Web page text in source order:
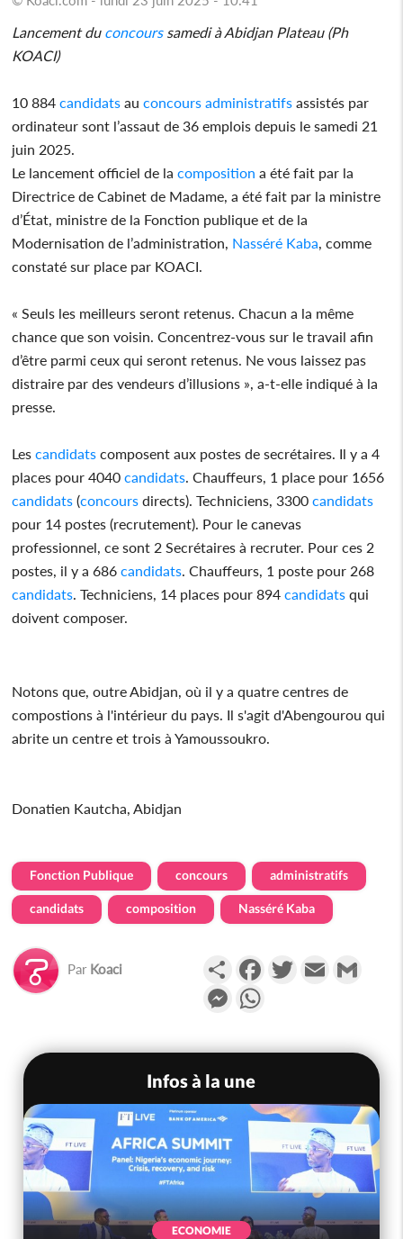
Lancement du concourssamedi à Abidjan Plateau (Ph
KOACI)
10 884candidats auconcours administratifs assistés par
ordinateur sont l’assaut de 36 emplois depuis le samedi 21
juin 2025.
Le lancement officiel de lacomposition a été fait par la
Directrice de Cabinet de Madame, a été fait par la ministre
d’État, ministre de la Fonction publique et de la
Modernisation de l’administration, Nasséré Kaba , comme
constaté sur place par KOACI.
« Seuls les meilleurs seront retenus. Chacun a la même
chance que son voisin. Concentrez-vous sur le travail afin
d’être parmi ceux qui seront retenus. Ne vous laissez pas
distraire par des vendeurs d’illusions », a-t-elle indiqué à la
presse.
Lescandidats composent aux postes de secrétaires. Il y a 4
places pour 4040candidats . Chauffeurs, 1 place pour 1656
candidats (concours directs). Techniciens, 3300candidats
pour 14 postes (recrutement). Pour le canevas
professionnel, ce sont 2 Secrétaires à recruter. Pour ces 2
postes, il y a 686candidats . Chauffeurs, 1 poste pour 268
candidats . Techniciens, 14 places pour 894candidats qui
doivent composer.
Notons que, outre Abidjan, où il y a quatre centres de
compostions à l'intérieur du pays. Il s'agit d'Abengourou qui
abrite un centre et trois à Yamoussoukro.
Donatien Kautcha, Abidjan
Fonction Publique concours administratifs
candidats composition Nasséré Kaba
Par Koaci PartagerFacebookTwitterEmail
Messenger
Infos à la une
ECONOMIE